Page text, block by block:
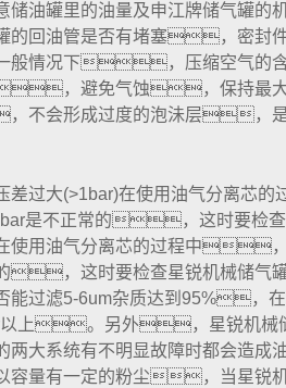
储油罐里的油量及申江牌储气
的回油管是否有堵塞，密封
情况下，压缩空气的含
，避免气蚀，保持最
不会形成过度的泡沬层，
差过大(>1bar)在使用油气分离芯
是不正常的，这时要检查
用油气分离芯的过程中，
，这时要检查星锐机械储气
能过滤5-6um杂质达到95%，
以上。另外，星锐机械
两大系统有不明显故障时都会造
容量有一定的粉尘，当星锐